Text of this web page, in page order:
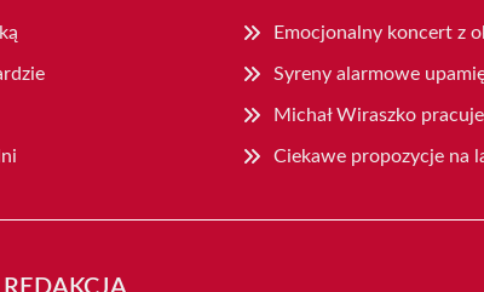
Emocjonalny koncert z
Syreny alarmowe
Michał Wiraszko
Ciekawe propozycje na
REDAKCJA